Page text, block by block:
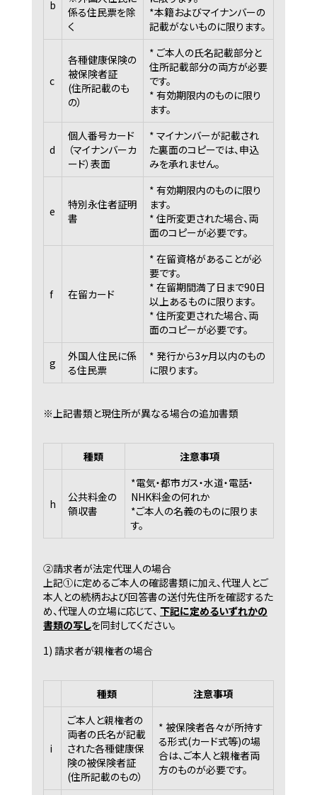
b
係る住民票を除
く
*本籍およびマイナンバーの
記載がないものに限ります。
c
各種健康保険の
被保険者証
(住所記載のも
の）
* ご本人の氏名記載部分と
住所記載部分の両方が必要
です。
* 有効期限内のものに限り
ます。
d
個人番号カード
（マイナンバーカ
ード）表面
* マイナンバーが記載され
た裏面のコピーでは、申込
みを承れません。
e
特別永住者証明
書
* 有効期限内のものに限り
ます。
* 住所変更された場合、両
面のコピーが必要です。
f 在留カード
* 在留資格があることが必
要です。
* 在留期間満了日まで90日
以上あるものに限ります。
* 住所変更された場合、両
面のコピーが必要です。
g
外国人住民に係
る住民票
* 発行から3ヶ月以内のもの
に限ります。
※上記書類と現住所が異なる場合の追加書類
種類 注意事項
h
公共料金の
領収書
*電気・都市ガス・水道・電話・
NHK料金の何れか
*ご本人の名義のものに限りま
す。
②請求者が法定代理人の場合
上記①に定めるご本人の確認書類に加え、代理人とご
本人との続柄および回答書の送付先住所を確認するた
め、代理人の立場に応じて、 下記に定めるいずれかの
書類の写しを同封してください。
1) 請求者が親権者の場合
種類 注意事項
i
ご本人と親権者の
両者の氏名が記載
された各種健康保
険の被保険者証
(住所記載のもの）
* 被保険者各々が所持す
る形式(カード式等)の場
合は、ご本人と親権者両
方のものが必要です。